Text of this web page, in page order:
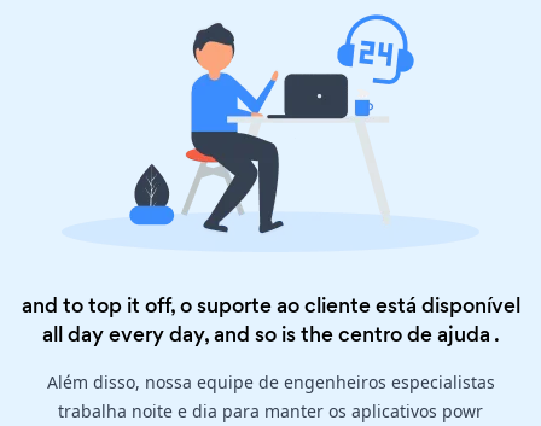
and to top it off, o suporte ao cliente está disponível
all day every day, and so is thecentro de ajuda .
Além disso, nossa equipe de engenheiros especialistas
trabalha noite e dia para manter os aplicativos powr